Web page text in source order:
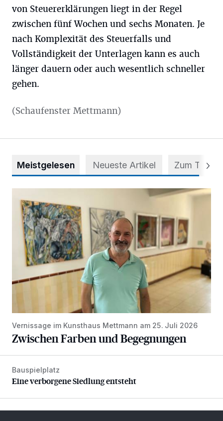
von Steuererklärungen liegt in der Regel
zwischen fünf Wochen und sechs Monaten. Je
nach Komplexität des Steuerfalls und
Vollständigkeit der Unterlagen kann es auch
länger dauern oder auch wesentlich schneller
gehen.
(Schaufenster Mettmann)
Meistgelesen Neueste Artikel Zum Thema
Vernissage im Kunsthaus Mettmann am 25. Juli 2026
Zwischen Farben und Begegnungen
Eine verborgene Siedlung entsteht
Bauspielplatz
Eine verborgene Siedlung entsteht